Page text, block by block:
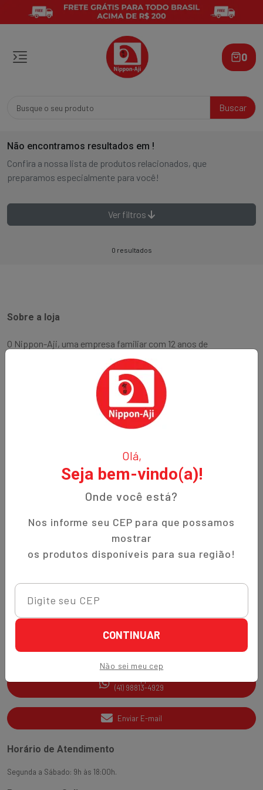
Olá,
Seja bem-vindo(a)!
Onde você está?
Nos informe seu CEP para que possamos
mostrar
os produtos disponíveis para sua região!
CONTINUAR
Não sei meu cep
Buscar
0
Não encontramos resultados em !
Confira a nossa lista de produtos relacionados, que
preparamos especialmente para você!
Ver filtros
0 resultados
Sobre a loja
O Nippon-Aji, uma empresa familiar com 12 anos de
experiência, é especializada em produtos orientais e naturais.
Fundada no bairro Bigorrilho em Curitiba, temos o
compromisso de oferecer aos nossos clientes qualidade,
preços justos e um atendimento excepcional. Descubra a
autenticidade e a tradição em cada produto!
Termos de Uso
Política de Privacidade
Trocas e Devoluções
Nippon-Aji App
Ajuda e Suporte
SAC
(41) 3538-2177
(41) 98813-4929
Enviar E-mail
Horário de Atendimento
Segunda a Sábado: 9h às 18:00h.